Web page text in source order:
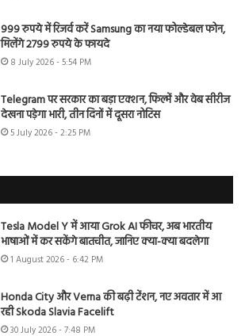
999 रुपये में रिजर्व करें Samsung का नया फोल्डेबल फोन,
मिलेंगे 2799 रुपये के फायदे
8 July 2026 - 5:54 PM
Telegram पर सरकार का बड़ा एक्शन, फिल्में और वेब सीरीज
देखना पड़ेगा भारी, तीन दिनों में दूसरा नोटिस
5 July 2026 - 2:25 PM
Tesla Model Y में आया Grok AI फीचर, अब भारतीय
भाषाओं में कर सकेंगे बातचीत, जानिए क्या-क्या बदलेगा
1 August 2026 - 6:42 PM
Honda City और Verna की बढ़ी टेंशन, नए अवतार में आ
रही Skoda Slavia Facelift
30 July 2026 - 7:48 PM